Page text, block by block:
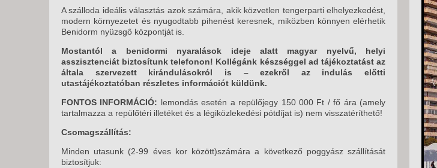
A szálloda ideális választás azok számára, akik közvetlen tengerparti elhelyezkedést,
modern környezetet és nyugodtabb pihenést keresnek, miközben könnyen elérhetik
Benidorm nyüzsgő központját is.
Mostantól a benidormi nyaralások ideje alatt magyar nyelvű, helyi
asszisztenciát biztosítunk telefonon! Kollégánk készséggel ad tájékoztatást az
általa szervezett kirándulásokról is – ezekről az indulás előtti
utastájékoztatóban részletes információt küldünk.
FONTOS INFORMÁCIÓ: lemondás esetén a repülőjegy 150 000 Ft / fő ára (amely
tartalmazza a repülőtéri illetéket és a légiközlekedési pótdíjat is) nem visszatéríthető!
Csomagszállítás:
Minden utasunk (2-99 éves kor között)számára a következő poggyász szállítását
biztosítjuk: